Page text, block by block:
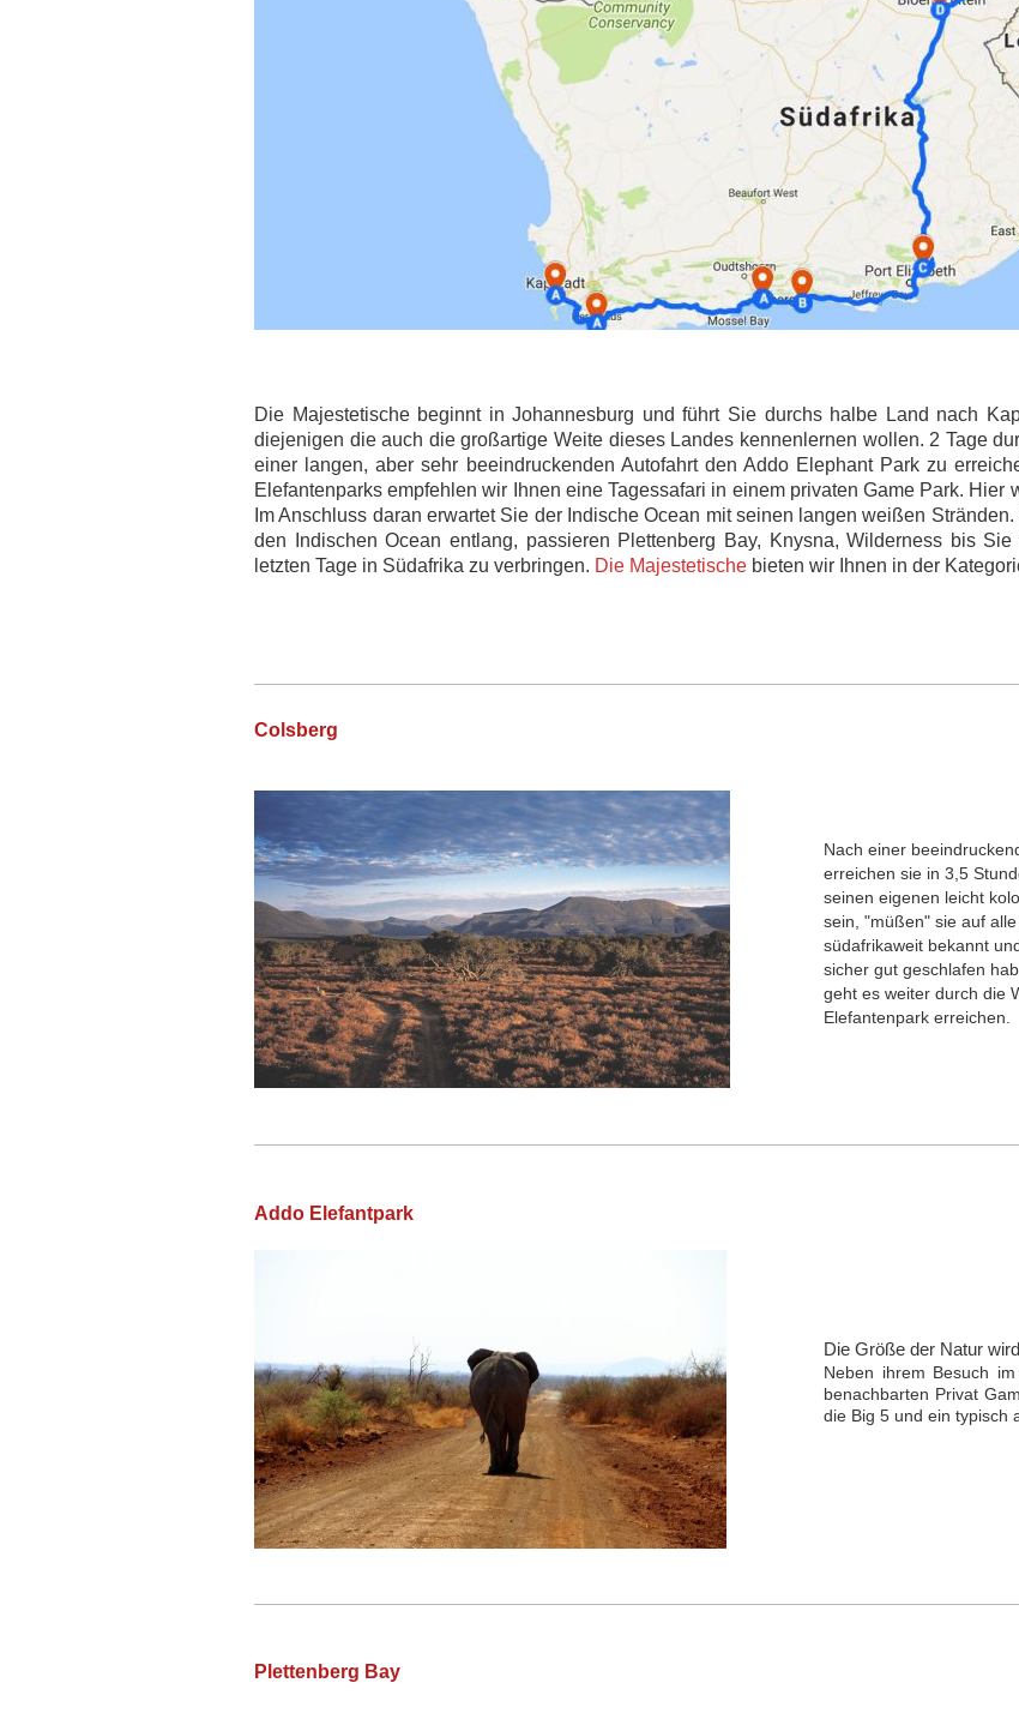
Die Majestetische beginnt in Johannesburg und führt Sie durchs halbe Land nach
diejenigen die auch die großartige Weite dieses Landes kennenlernen wollen. 2 Tage
einer langen, aber sehr beeindruckenden Autofahrt den Addo Elephant Park zu
Elefantenparks empfehlen wir Ihnen eine Tagessafari in einem privaten Game Park. Hier
Im Anschluss daran erwartet Sie der Indische Ocean mit seinen langen weißen
den Indischen Ocean entlang, passieren Plettenberg Bay, Knysna, Wilderness bis
letzten Tage in Südafrika zu verbringen. Die Majestetische bieten wir Ihnen in der
Colsberg
Nach einer
erreichen sie in 3,5
seinen eigenen leicht
sein, "müßen" sie auf
südafrikaweit bekannt
sicher gut geschlafen
geht es weiter durch die
Elefantenpark erreichen.
Addo Elefantpark
Die Größe der Natur
Neben ihrem Besuch
benachbarten Privat
die Big 5 und ein typisch
Plettenberg Bay